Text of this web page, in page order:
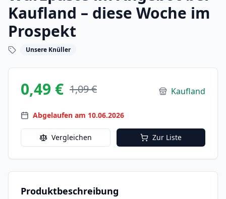
Kaufland – diese Woche im
Prospekt
Unsere Knüller
0,49 € 1,09 € Kaufland
Abgelaufen am 10.06.2026
Vergleichen Zur Liste
Produktbeschreibung